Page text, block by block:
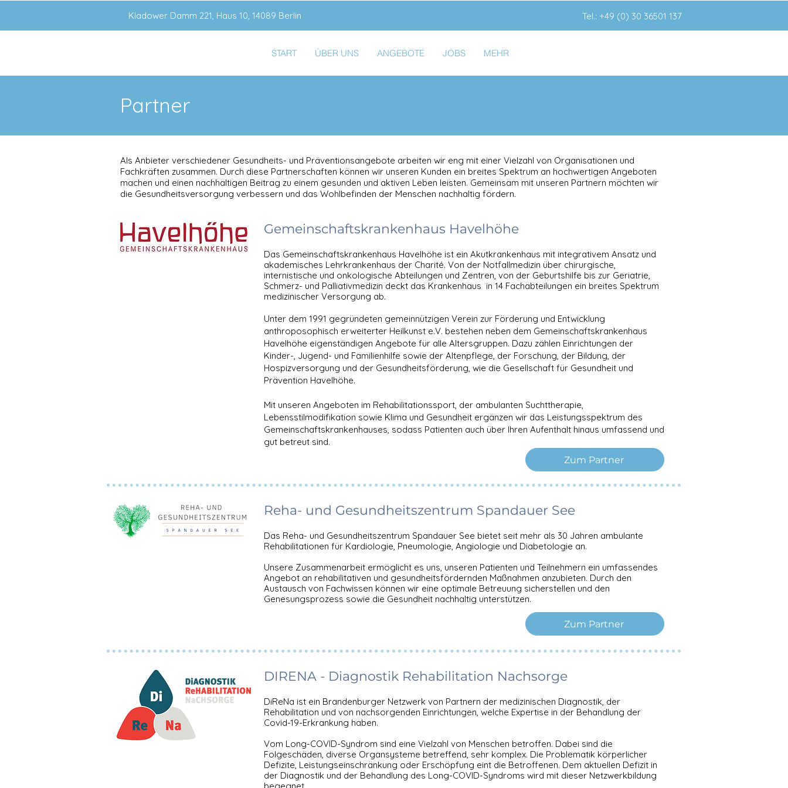
Kladower Damm 221, Haus 10, 14089 Berlin Tel.: +49 (0) 30 36501 137
START ÜBER UNS ANGEBOTE JOBS MEHR
Partner
Als Anbieter verschiedener Gesundheits- und Präventionsangebote arbeiten wir eng mit einer Vielzahl von Organisationen und
Fachkräften zusammen. Durch diese Partnerschaften können wir unseren Kunden ein breites Spektrum an hochwertigen Angeboten
machen und einen nachhaltigen Beitrag zu einem gesunden und aktiven Leben leisten. Gemeinsam mit unseren Partnern möchten wir
die Gesundheitsversorgung verbessern und das Wohlbefinden der Menschen nachhaltig fördern.
Gemeinschaftskrankenhaus Havelhöhe
Das Gemeinschaftskrankenhaus Havelhöhe ist ein Akutkrankenhaus mit integrativem Ansatz und
akademisches Lehrkrankenhaus der Charité. Von der Notfallmedizin über chirurgische,
internistische und onkologische Abteilungen und Zentren, von der Geburtshilfe bis zur Geriatrie,
Schmerz- und Palliativmedizin deckt das Krankenhaus in 14 Fachabteilungen ein breites Spektrum
medizinischer Versorgung ab.
Unter dem 1991 gegründeten gemeinnützigen Verein zur Förderung und Entwicklung
anthroposophisch erweiterter Heilkunst e.V. bestehen neben dem Gemeinschaftskrankenhaus
Havelhöhe eigenständigen Angebote für alle Altersgruppen. Dazu zählen Einrichtungen der
Kinder-, Jugend- und Familienhilfe sowie der Altenpflege, der Forschung, der Bildung, der
Hospizversorgung und der Gesundheitsförderung, wie die Gesellschaft für Gesundheit und
Prävention Havelhöhe.
Mit unseren Angeboten im Rehabilitationssport, der ambulanten Suchttherapie,
Lebensstilmodifikation sowie Klima und Gesundheit ergänzen wir das Leistungsspektrum des
Gemeinschaftskrankenhauses, sodass Patienten auch über Ihren Aufenthalt hinaus umfassend und
gut betreut sind.
Zum Partner
Reha- und Gesundheitszentrum Spandauer See
Das Reha- und Gesundheitszentrum Spandauer See bietet seit mehr als 30 Jahren ambulante
Rehabilitationen für Kardiologie, Pneumologie, Angiologie und Diabetologie an.
Unsere Zusammenarbeit ermöglicht es uns, unseren Patienten und Teilnehmern ein umfassendes
Angebot an rehabilitativen und gesundheitsfördernden Maßnahmen anzubieten. Durch den
Austausch von Fachwissen können wir eine optimale Betreuung sicherstellen und den
Genesungsprozess sowie die Gesundheit nachhaltig unterstützen.
Zum Partner
DIRENA - Diagnostik Rehabilitation Nachsorge
DiReNa ist ein Brandenburger Netzwerk von Partnern der medizinischen Diagnostik, der
Rehabilitation und von nachsorgenden Einrichtungen, welche Expertise in der Behandlung der
Covid-19-Erkrankung haben.
Vom Long-COVID-Syndrom sind eine Vielzahl von Menschen betroffen. Dabei sind die
Folgeschäden, diverse Organsysteme betreffend, sehr komplex. Die Problematik körperlicher
Defizite, Leistungseinschränkung oder Erschöpfung eint die Betroffenen. Dem aktuellen Defizit in
der Diagnostik und der Behandlung des Long-COVID-Syndroms wird mit dieser Netzwerkbildung